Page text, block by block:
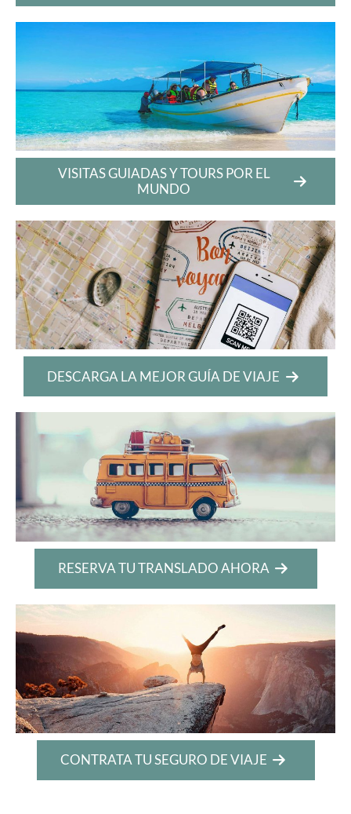
VISITAS GUIADAS Y TOURS POR EL
MUNDO
DESCARGA LA MEJOR GUÍA DE VIAJE
RESERVA TU TRANSLADO AHORA
CONTRATA TU SEGURO DE VIAJE